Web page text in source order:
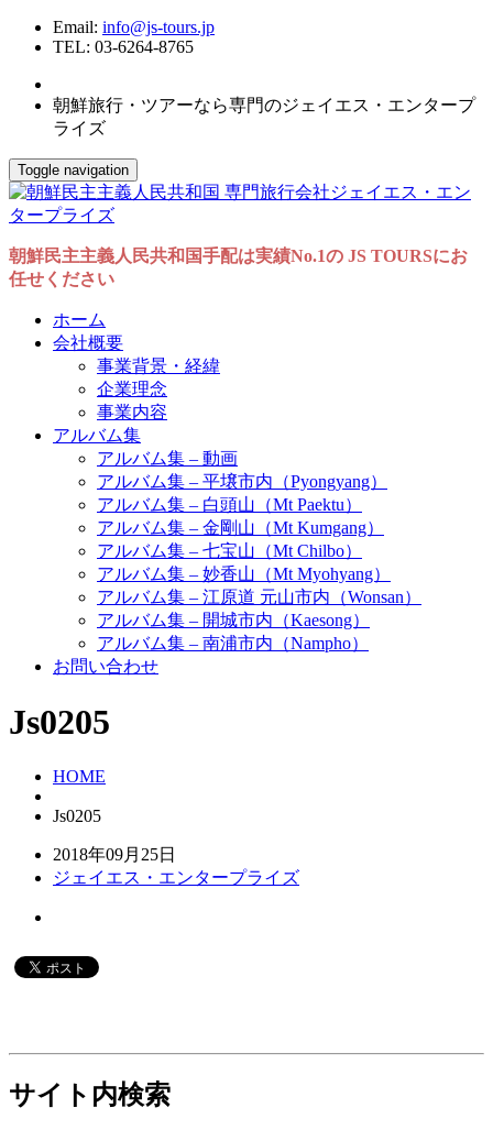
Email: info@js-tours.jp
TEL: 03-6264-8765
朝鮮旅行・ツアーなら専門のジェイエス・エンタープ
ライズ
Toggle navigation
朝鮮民主主義人民共和国手配は実績No.1の JS TOURSにお
任せください
ホーム
会社概要
事業背景・経緯
企業理念
事業内容
アルバム集
アルバム集 – 動画
アルバム集 – 平壌市内（Pyongyang）
アルバム集 – 白頭山（Mt Paektu）
アルバム集 – 金剛山（Mt Kumgang）
アルバム集 – 七宝山（Mt Chilbo）
アルバム集 – 妙香山（Mt Myohyang）
アルバム集 – 江原道 元山市内（Wonsan）
アルバム集 – 開城市内（Kaesong）
アルバム集 – 南浦市内（Nampho）
お問い合わせ
Js0205
HOME
Js0205
2018年09月25日
ジェイエス・エンタープライズ
サイト内検索